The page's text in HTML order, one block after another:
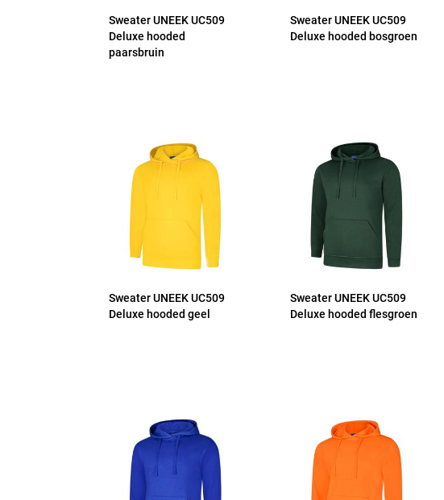
Sweater UNEEK UC509
Deluxe hooded
paarsbruin
Sweater UNEEK UC509
Deluxe hooded bosgroen
Sweater UNEEK UC509
Deluxe hooded geel
Sweater UNEEK UC509
Deluxe hooded flesgroen